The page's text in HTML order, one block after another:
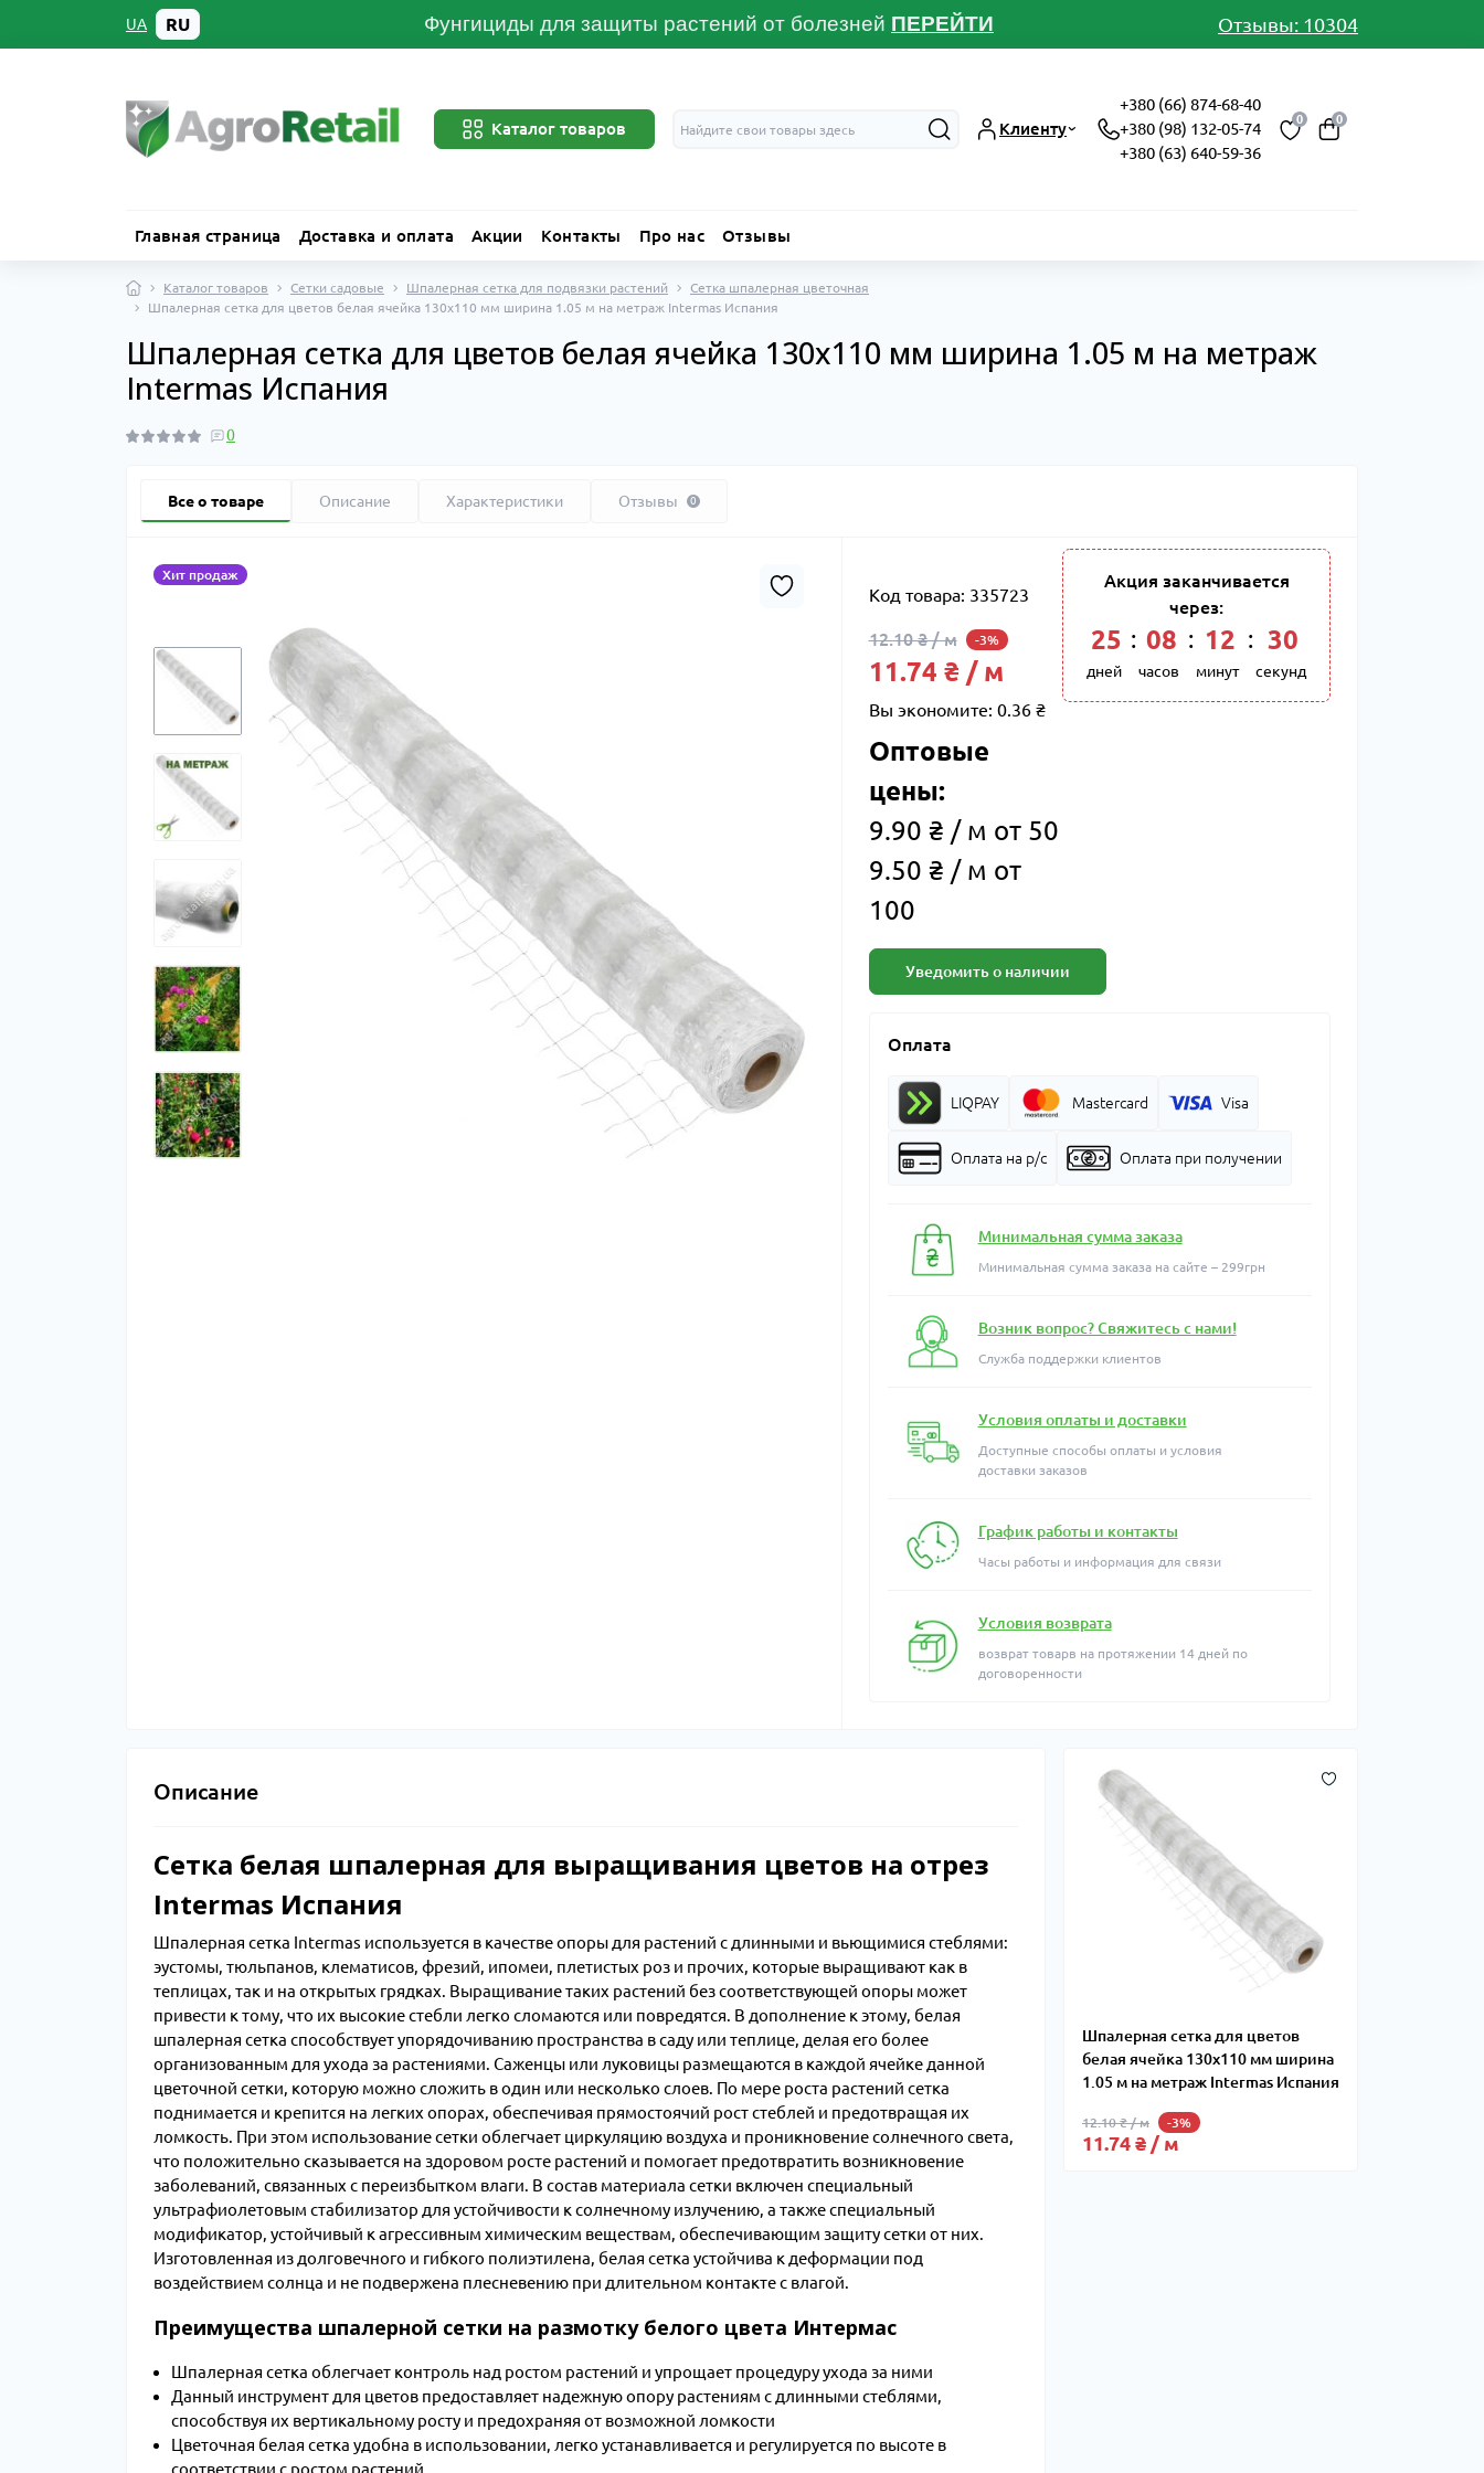
UA RU Фунгициды для защиты растений от болезней ПЕРЕЙТИ Отзывы: 10304
Каталог товаров Клиенту
+380 (66) 874-68-40
+380 (98) 132-05-74
+380 (63) 640-59-36
0 0
Главная страница Доставка и оплата Акции Контакты Про нас Отзывы
Каталог товаров Сетки садовые Шпалерная сетка для подвязки растений
Сетка шпалерная цветочная
Шпалерная сетка для цветов белая ячейка 130x110 мм ширина 1.05 м на метраж Intermas Испания
Шпалерная сетка для цветов белая ячейка 130x110 мм ширина 1.05 м на метраж
Intermas Испания
0
Все о товаре Описание Характеристики Отзывы 0
Хит продаж
Код товара: 335723
12.10 ₴ / м -3%
11.74 ₴ / м
Вы экономите: 0.36 ₴
Оптовые
цены:
9.90 ₴ / м от 50
9.50 ₴ / м от
100
Акция заканчивается
через:
25
дней
: 08
часов
: 12
минут
: 29
секунд
Уведомить о наличии
Оплата
LIQPAY Mastercard Visa
Оплата на р/с Оплата при получении
Минимальная сумма заказа
Минимальная сумма заказа на сайте – 299грн
Возник вопрос? Свяжитесь с нами!
Служба поддержки клиентов
Условия оплаты и доставки
Доступные способы оплаты и условия
доставки заказов
График работы и контакты
Часы работы и информация для связи
Условия возврата
возврат товарв на протяжении 14 дней по
договоренности
Шпалерная сетка для цветов
белая ячейка 130x110 мм ширина
1.05 м на метраж Intermas Испания
12.10 ₴ / м -3%
11.74 ₴ / м
Описание
Сетка белая шпалерная для выращивания цветов на отрез
Intermas Испания
Шпалерная сетка Intermas используется в качестве опоры для растений с длинными и вьющимися стеблями:
эустомы, тюльпанов, клематисов, фрезий, ипомеи, плетистых роз и прочих, которые выращивают как в
теплицах, так и на открытых грядках. Выращивание таких растений без соответствующей опоры может
привести к тому, что их высокие стебли легко сломаются или повредятся. В дополнение к этому, белая
шпалерная сетка способствует упорядочиванию пространства в саду или теплице, делая его более
организованным для ухода за растениями. Саженцы или луковицы размещаются в каждой ячейке данной
цветочной сетки, которую можно сложить в один или несколько слоев. По мере роста растений сетка
поднимается и крепится на легких опорах, обеспечивая прямостоячий рост стеблей и предотвращая их
ломкость. При этом использование сетки облегчает циркуляцию воздуха и проникновение солнечного света,
что положительно сказывается на здоровом росте растений и помогает предотвратить возникновение
заболеваний, связанных с переизбытком влаги. В состав материала сетки включен специальный
ультрафиолетовым стабилизатор для устойчивости к солнечному излучению, а также специальный
модификатор, устойчивый к агрессивным химическим веществам, обеспечивающим защиту сетки от них.
Изготовленная из долговечного и гибкого полиэтилена, белая сетка устойчива к деформации под
воздействием солнца и не подвержена плесневению при длительном контакте с влагой.
Преимущества шпалерной сетки на размотку белого цвета Интермас
Шпалерная сетка облегчает контроль над ростом растений и упрощает процедуру ухода за ними
Данный инструмент для цветов предоставляет надежную опору растениям с длинными стеблями,
способствуя их вертикальному росту и предохраняя от возможной ломкости
Цветочная белая сетка удобна в использовании, легко устанавливается и регулируется по высоте в